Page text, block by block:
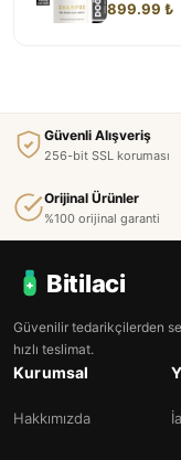
899.99 ₺
Güvenli Alışveriş
256-bit SSL koruması
Orijinal Ürünler
%100 orijinal garanti
Bitilaci
Güvenilir tedarikçilerden
hızlı teslimat.
Kurumsal
Hakkımızda